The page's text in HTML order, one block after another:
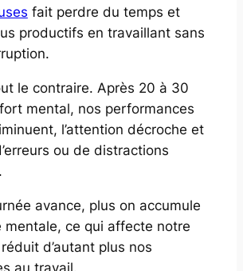
fait perdre du temps et
productifs en travaillant sans
le contraire. Après 20 à 30
mental, nos performances
l’attention décroche et
ou de distractions
avance, plus on accumule
mentale, ce qui affecte notre
d’autant plus nos
au travail.